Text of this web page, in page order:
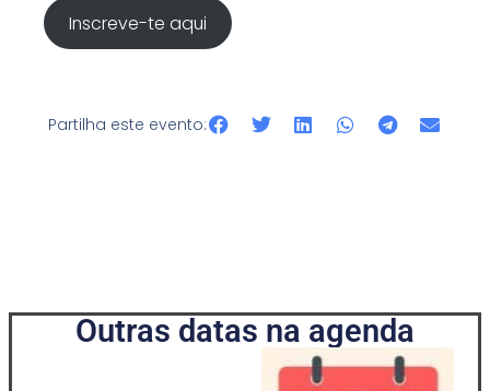
Inscreve-te aqui
Partilha este evento:
Outras datas na agenda